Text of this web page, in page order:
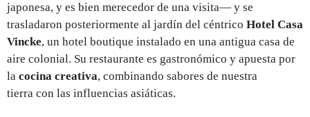
japonesa, y es bien merecedor de una visita— y se
trasladaron posteriormente al jardín del céntrico Hotel Casa
Vincke, un hotel boutique instalado en una antigua casa de
aire colonial. Su restaurante es gastronómico y apuesta por
la cocina creativa, combinando sabores de nuestra
tierra con las influencias asiáticas.